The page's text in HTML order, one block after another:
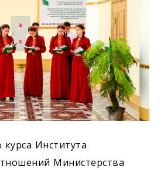
Института
Министерства